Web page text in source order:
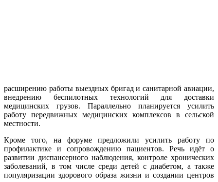
расширению работы выездных бригад и санитарной авиации,
внедрению беспилотных технологий для доставки
медицинских грузов. Параллельно планируется усилить
работу передвижных медицинских комплексов в сельской
местности.
Кроме того, на форуме предложили усилить работу по
профилактике и сопровождению пациентов. Речь идёт о
развитии диспансерного наблюдения, контроле хронических
заболеваний, в том числе среди детей с диабетом, а также
популяризации здорового образа жизни и создании центров